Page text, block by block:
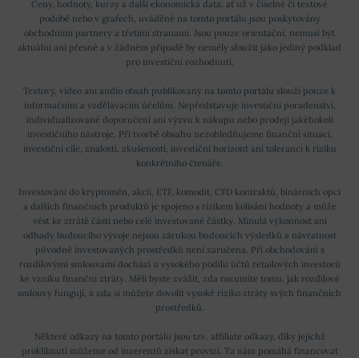
Ceny, hodnoty, kurzy a další ekonomická data, ať už v číselné či textové
podobě nebo v grafech, uváděné na tomto portálu jsou poskytovány
obchodními partnery a třetími stranami. Jsou pouze orientační, nemusí být
aktuální ani přesné a v žádném případě by neměly sloužit jako jediný podklad
pro investiční rozhodnutí.
Textový, video ani audio obsah publikovaný na tomto portálu slouží pouze k
informačním a vzdělávacím účelům. Nepředstavuje investiční poradenství,
individualizované doporučení ani výzvu k nákupu nebo prodeji jakéhokoli
investičního nástroje. Při tvorbě obsahu nezohledňujeme finanční situaci,
investiční cíle, znalosti, zkušenosti, investiční horizont ani toleranci k riziku
konkrétního čtenáře.
Investování do kryptoměn, akcií, ETF, komodit, CFD kontraktů, binárních opcí
a dalších finančních produktů je spojeno s rizikem kolísání hodnoty a může
vést ke ztrátě části nebo celé investované částky. Minulá výkonnost ani
odhady budoucího vývoje nejsou zárukou budoucích výsledků a návratnost
původně investovaných prostředků není zaručena. Při obchodování s
rozdílovými smlouvami dochází u vysokého podílu účtů retailových investorů
ke vzniku finanční ztráty. Měli byste zvážit, zda rozumíte tomu, jak rozdílové
smlouvy fungují, a zda si můžete dovolit vysoké riziko ztráty svých finančních
prostředků.
Některé odkazy na tomto portálu jsou tzv. affiliate odkazy, díky jejichž
prokliknutí můžeme od inzerentů získat provizi. Ta nám pomáhá financovat